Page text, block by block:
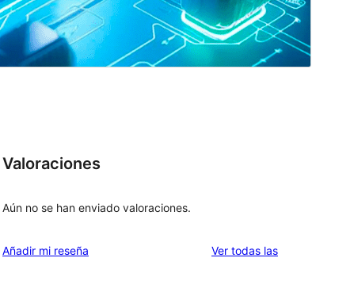
Valoraciones
Aún no se han enviado valoraciones.
Añadir mi reseña Ver todas lasvaloraciones